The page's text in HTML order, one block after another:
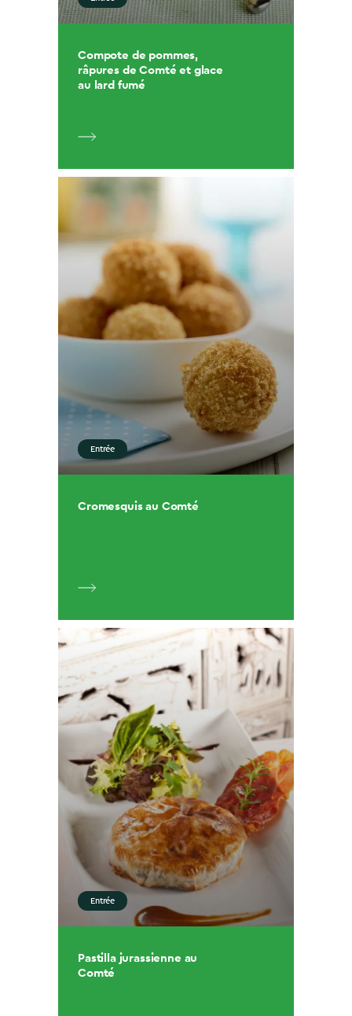
Compote de pommes,
râpures de Comté et glace
au lard fumé
Entrée
Cromesquis au Comté
Entrée
Pastilla jurassienne au
Comté